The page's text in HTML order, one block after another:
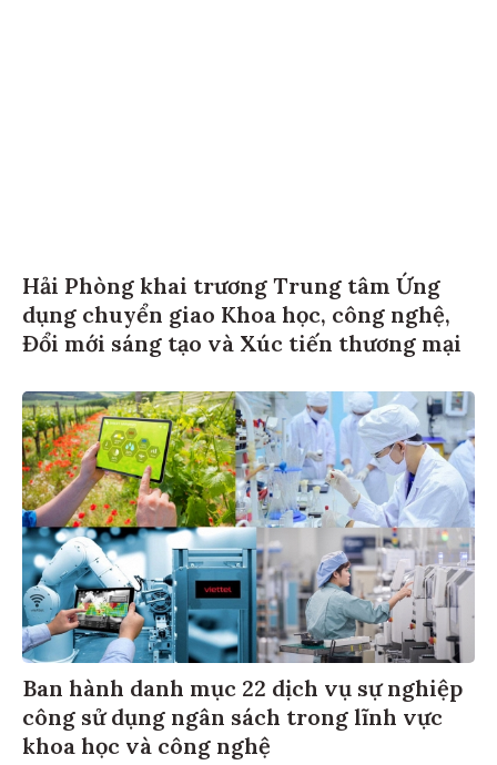
Hải Phòng khai trương Trung tâm Ứng
dụng chuyển giao Khoa học, công nghệ,
Đổi mới sáng tạo và Xúc tiến thương mại
Ban hành danh mục 22 dịch vụ sự nghiệp
công sử dụng ngân sách trong lĩnh vực
khoa học và công nghệ